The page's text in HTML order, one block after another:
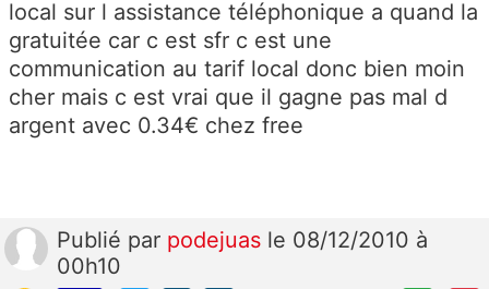
local sur l assistance téléphonique a quand la
gratuitée car c est sfr c est une
communication au tarif local donc bien moin
cher mais c est vrai que il gagne pas mal d
argent avec 0.34€ chez free
Publié par podejuas le 08/12/2010 à
00h10